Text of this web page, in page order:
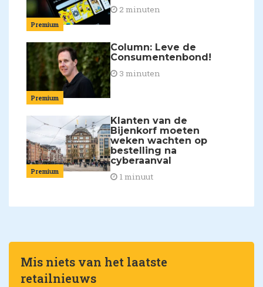
Premium
2 minuten
Premium
Column: Leve de
Consumentenbond!
3 minuten
Premium
Klanten van de
Bijenkorf moeten
weken wachten op
bestelling na
cyberaanval
1 minuut
Mis niets van het laatste
retailnieuws